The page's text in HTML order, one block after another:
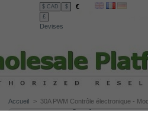
$ CAD $ €
£
Devises
Accueil > 30A PWM Contrôle électronique -